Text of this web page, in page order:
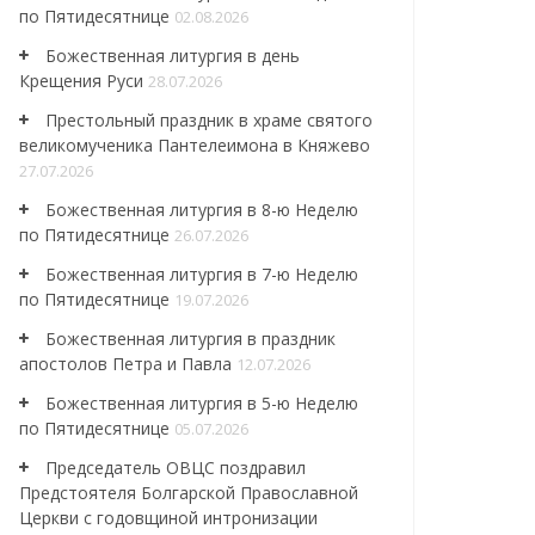
по Пятидесятнице 02.08.2026
Божественная литургия в день
Крещения Руси 28.07.2026
Престольный праздник в храме святого
великомученика Пантелеимона в Княжево
27.07.2026
Божественная литургия в 8-ю Неделю
по Пятидесятнице 26.07.2026
Божественная литургия в 7-ю Неделю
по Пятидесятнице 19.07.2026
Божественная литургия в праздник
апостолов Петра и Павла 12.07.2026
Божественная литургия в 5-ю Неделю
по Пятидесятнице 05.07.2026
Председатель ОВЦС поздравил
Предстоятеля Болгарской Православной
Церкви с годовщиной интронизации